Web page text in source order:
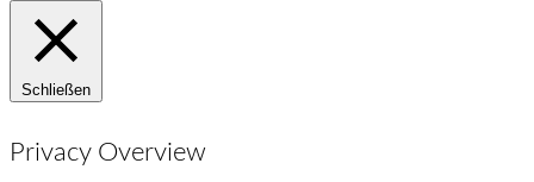
Schließen
Privacy Overview